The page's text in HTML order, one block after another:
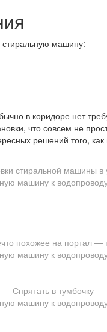
стиральную машину:
в коридоре нет
что совсем не
решений того,
стиральной машины в
похожее на портал —
Спрятать в тумбочку